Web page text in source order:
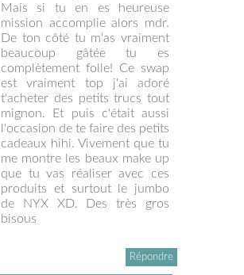
Mais si tu en es heureuse
mission accomplie alors mdr.
De ton côté tu m'as vraiment
beaucoup gâtée tu es
complètement folle! Ce swap
est vraiment top j'ai adoré
t'acheter des petits trucs tout
mignon. Et puis c'était aussi
l'occasion de te faire des petits
cadeaux hihi. Vivement que tu
me montre les beaux make up
que tu vas réaliser avec ces
produits et surtout le jumbo
de NYX XD. Des très gros
bisous
Répondre